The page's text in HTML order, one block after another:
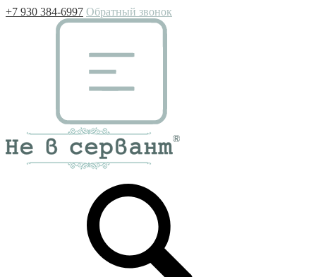
+7 930 384-6997 Обратный звонок